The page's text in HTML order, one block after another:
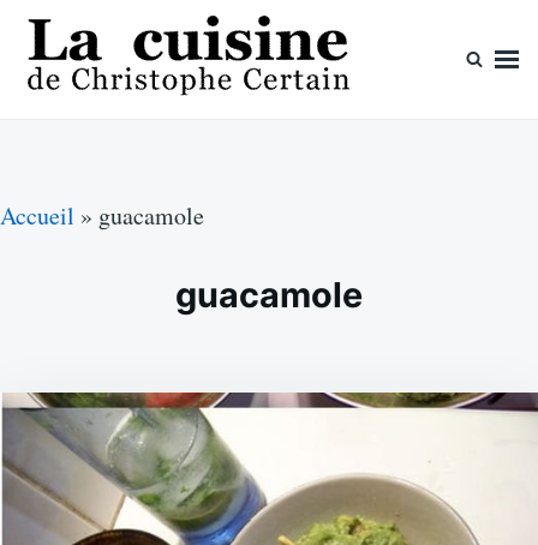
Skip
content
Search
for:
Accueil » guacamole
guacamole